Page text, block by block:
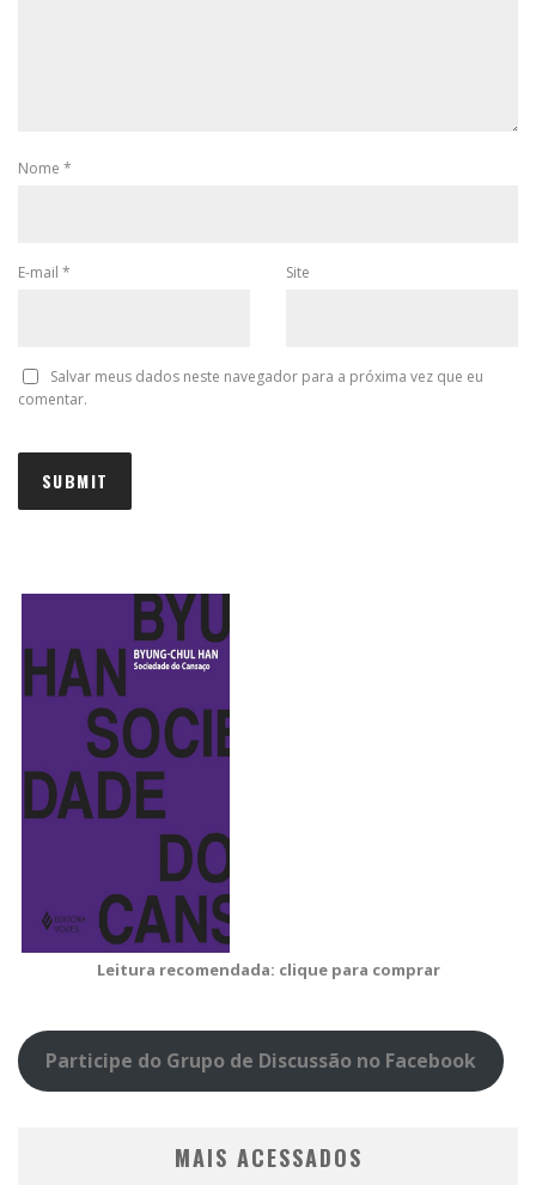
Nome *
E-mail * Site
Salvar meus dados neste navegador para a próxima vez que eu
comentar.
Leitura recomendada: clique para comprar
Participe do Grupo de Discussão no Facebook
MAIS ACESSADOS